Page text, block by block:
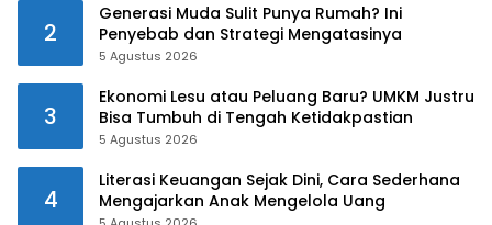
2
Generasi Muda Sulit Punya Rumah? Ini
Penyebab dan Strategi Mengatasinya
5 Agustus 2026
3
Ekonomi Lesu atau Peluang Baru? UMKM Justru
Bisa Tumbuh di Tengah Ketidakpastian
5 Agustus 2026
4
Literasi Keuangan Sejak Dini, Cara Sederhana
Mengajarkan Anak Mengelola Uang